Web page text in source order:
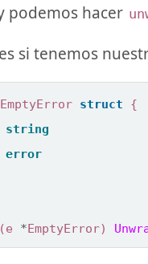
podemos hacer
si tenemos
EmptyError struct
{
string
error
(e *EmptyError)